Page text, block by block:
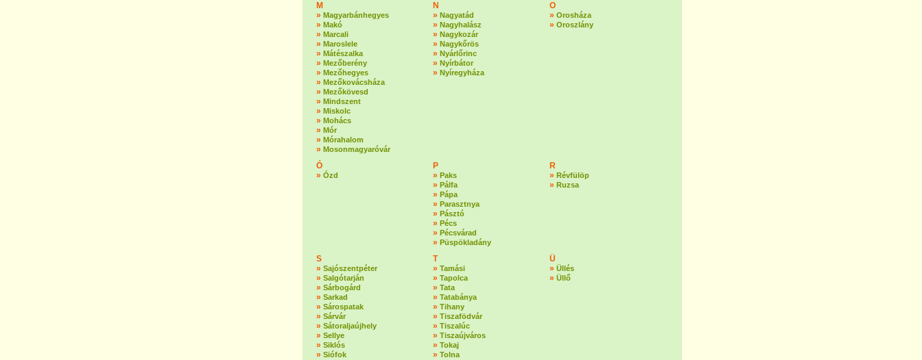
M
» Magyarbánhegyes
» Makó
» Marcali
» Maroslele
» Mátészalka
» Mezőberény
» Mezőhegyes
» Mezőkovácsháza
» Mezőkövesd
» Mindszent
» Miskolc
» Mohács
» Mór
» Mórahalom
» Mosonmagyaróvár
N
» Nagyatád
» Nagyhalász
» Nagykozár
» Nagykőrös
» Nyárlőrinc
» Nyírbátor
» Nyíregyháza
O
» Orosháza
» Oroszlány
Ó
» Ózd
P
» Paks
» Pálfa
» Pápa
» Parasztnya
» Pásztó
» Pécs
» Pécsvárad
» Püspökladány
R
» Révfülöp
» Ruzsa
S
» Sajószentpéter
» Salgótarján
» Sárbogárd
» Sarkad
» Sárospatak
» Sárvár
» Sátoraljaújhely
» Sellye
» Siklós
» Siófok
T
» Tamási
» Tapolca
» Tata
» Tatabánya
» Tihany
» Tiszafödvár
» Tiszalúc
» Tiszaújváros
» Tokaj
» Tolna
Ü
» Üllés
» Üllő